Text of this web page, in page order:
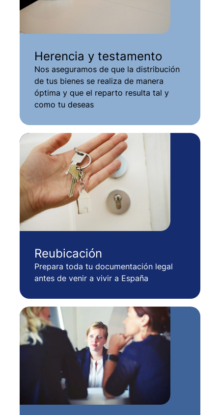
Herencia y testamento
Nos aseguramos de que la distribución
de tus bienes se realiza de manera
óptima y que el reparto resulta tal y
como tu deseas
Reubicación
Prepara toda tu documentación legal
antes de venir a vivir a España